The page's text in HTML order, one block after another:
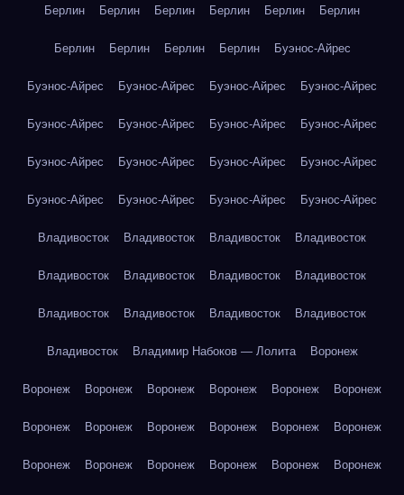
Берлин Берлин Берлин Берлин Берлин Берлин
Берлин Берлин Берлин Берлин Буэнос-Айрес
Буэнос-Айрес Буэнос-Айрес Буэнос-Айрес Буэнос-Айрес
Буэнос-Айрес Буэнос-Айрес Буэнос-Айрес Буэнос-Айрес
Буэнос-Айрес Буэнос-Айрес Буэнос-Айрес Буэнос-Айрес
Буэнос-Айрес Буэнос-Айрес Буэнос-Айрес Буэнос-Айрес
Владивосток Владивосток Владивосток Владивосток
Владивосток Владивосток Владивосток Владивосток
Владивосток Владивосток Владивосток Владивосток
Владивосток Владимир Набоков — Лолита Воронеж
Воронеж Воронеж Воронеж Воронеж Воронеж Воронеж
Воронеж Воронеж Воронеж Воронеж Воронеж Воронеж
Воронеж Воронеж Воронеж Воронеж Воронеж Воронеж